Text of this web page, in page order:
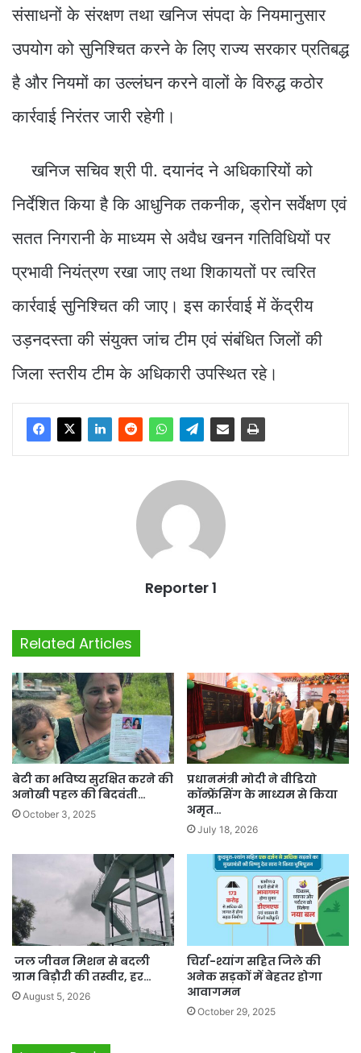
संसाधनों के संरक्षण तथा खनिज संपदा के नियमानुसार
उपयोग को सुनिश्चित करने के लिए राज्य सरकार प्रतिबद्ध
है और नियमों का उल्लंघन करने वालों के विरुद्ध कठोर
कार्रवाई निरंतर जारी रहेगी।
खनिज सचिव श्री पी. दयानंद ने अधिकारियों को
निर्देशित किया है कि आधुनिक तकनीक, ड्रोन सर्वेक्षण एवं
सतत निगरानी के माध्यम से अवैध खनन गतिविधियों पर
प्रभावी नियंत्रण रखा जाए तथा शिकायतों पर त्वरित
कार्रवाई सुनिश्चित की जाए। इस कार्रवाई में केंद्रीय
उड़नदस्ता की संयुक्त जांच टीम एवं संबंधित जिलों की
जिला स्तरीय टीम के अधिकारी उपस्थित रहे।
Reporter 1
Related Articles
बेटी का भविष्य सुरक्षित करने की
अनोखी पहल की बिदवंती…
October 3, 2025
प्रधानमंत्री मोदी ने वीडियो
कॉन्फ्रेंसिंग के माध्यम से किया
अमृत…
July 18, 2026
जल जीवन मिशन से बदली
ग्राम बिड़ौरी की तस्वीर, हर…
August 5, 2026
चिर्रा-श्यांग सहित जिले की
अनेक सड़कों में बेहतर होगा
आवागमन
October 29, 2025